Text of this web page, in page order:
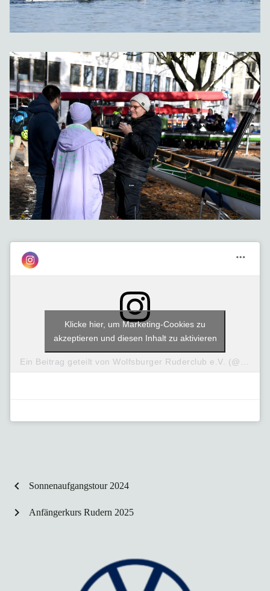
Ein Beitrag geteilt von Wolfsburger Ruderclub e.V. (@wob_ruderclub)
Klicke hier, um Marketing-Cookies zu
akzeptieren und diesen Inhalt zu aktivieren
chevron_left Sonnenaufgangstour 2024
Anfängerkurs Rudern 2025
chevron_right